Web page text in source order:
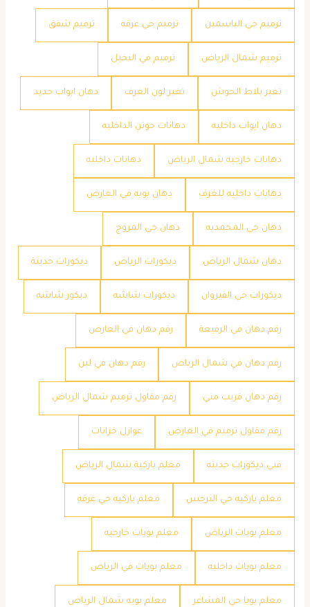
ترميم حي الياسمين ترميم حي عرقه ترميم شقق
ترميم شمال الرياض ترميم في النخيل
تغير بلاط الحوش تغير لون الغرف دهان ابواب حديد
دهان ابواب داخليه دهانات جوتن الداخليه
دهانات خارجيه شمال الرياض دهانات داخليه
دهانات داخليه للغرف دهان بويه في العارض
دهان حي المحمديه دهان حي المروج
دهان شمال الرياض ديكورات الرياض ديكورات حديثة
ديكورات حي القيروان ديكورات شاشه ديكور شاشه
رقم دهان في الرفيعة رقم دهان في العارض
رقم دهان في شمال الرياض رقم دهان في لبن
رقم دهان قريب مني رقم مقاول ترميم شمال الرياض
رقم مقاول ترميم في العارض عوازل خزانات
فني ديكورات حديثه معلم باركية شمال الرياض
معلم باركيه حي النرجس معلم باركيه حي عرقه
معلم بويات الرياض معلم بويات خارجيه
معلم بويات داخليه معلم بويات في الرياض
معلم بويا حي المشاعر معلم بويه شمال الرياض